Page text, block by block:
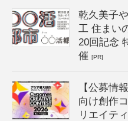
乾久美子
工 住まい
20回記念
催[PR]
【公募情
向け創作
リエイテ